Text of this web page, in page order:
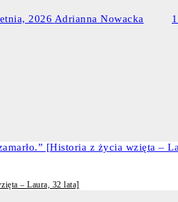
2026 Adrianna Nowacka
– Laura, 32 lata]